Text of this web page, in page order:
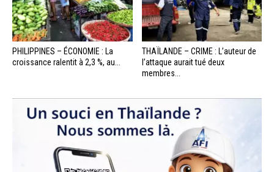
PHILIPPINES – ÉCONOMIE : La
croissance ralentit à 2,3 %, au...
THAÏLANDE – CRIME : L’auteur de
l’attaque aurait tué deux
membres...